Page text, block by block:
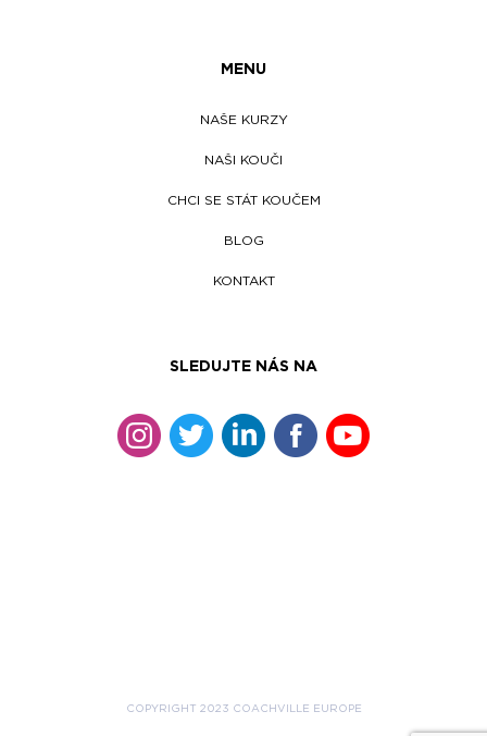
MENU
NAŠE KURZY
NAŠI KOUČI
CHCI SE STÁT KOUČEM
BLOG
KONTAKT
SLEDUJTE NÁS NA
COPYRIGHT 2023 COACHVILLE EUROPE